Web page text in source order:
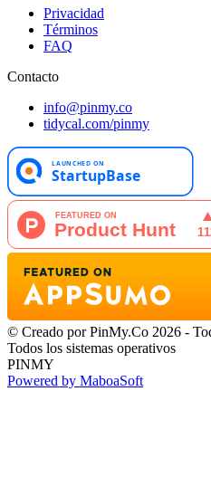
Privacidad
Términos
FAQ
Contacto
info@pinmy.co
tidycal.com/pinmy
© Creado por PinMy.Co 2026 -
Todos los sistemas operativos
PINMY
Powered by MaboaSoft